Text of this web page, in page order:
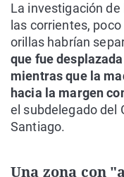
La investigación
las corrientes,
orillas habrían
que fue
mientras que la
hacia la margen
el subdelegado del
Santiago.
Una zona con